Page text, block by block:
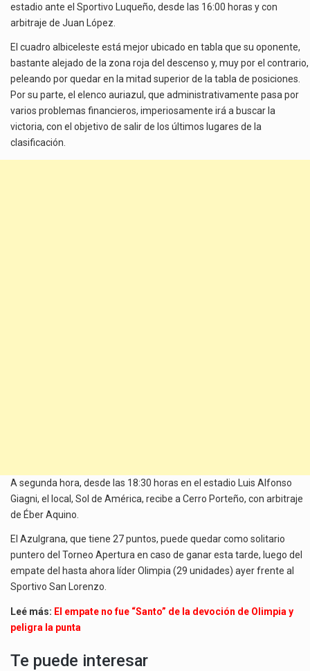
estadio ante el Sportivo Luqueño, desde las 16:00 horas y con
arbitraje de Juan López.
El cuadro albiceleste está mejor ubicado en tabla que su oponente,
bastante alejado de la zona roja del descenso y, muy por el contrario,
peleando por quedar en la mitad superior de la tabla de posiciones.
Por su parte, el elenco auriazul, que administrativamente pasa por
varios problemas financieros, imperiosamente irá a buscar la
victoria, con el objetivo de salir de los últimos lugares de la
clasificación.
A segunda hora, desde las 18:30 horas en el estadio Luis Alfonso
Giagni, el local, Sol de América, recibe a Cerro Porteño, con arbitraje
de Éber Aquino.
El Azulgrana, que tiene 27 puntos, puede quedar como solitario
puntero del Torneo Apertura en caso de ganar esta tarde, luego del
empate del hasta ahora líder Olimpia (29 unidades) ayer frente al
Sportivo San Lorenzo.
Leé más: El empate no fue “Santo” de la devoción de Olimpia y
peligra la punta
Te puede interesar